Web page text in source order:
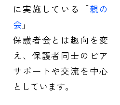
に実施している「親の
会」
保護者会とは趣向を変
え、保護者同士のピア
サポートや交流を中心
としています。